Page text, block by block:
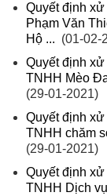
Quyết định
Phạm Văn
Hộ ... (01-02-
Quyết định
TNHH Mèo
(29-01-2021)
Quyết định
TNHH chăm
(29-01-2021)
Quyết định
TNHH Dịch